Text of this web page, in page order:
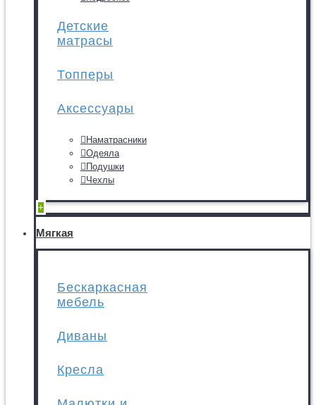
Детские
матрасы
Топперы
Аксессуары
Наматрасники
Одеяла
Подушки
Чехлы
+
Мягкая
Бескаркасная
мебель
Диваны
Кресла